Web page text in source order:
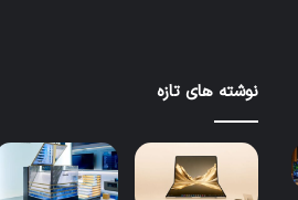
نوشته های تازه